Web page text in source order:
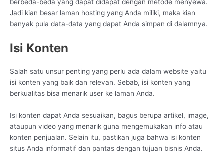
Jadi kian besar laman hosting yang Anda miliki, maka kian
banyak pula data-data yang dapat Anda simpan di dalamnya.
Isi Konten
Salah satu unsur penting yang perlu ada dalam website yaitu
isi konten yang baik dan relevan. Sebab, isi konten yang
berkualitas bisa menarik user ke laman Anda.
Isi konten dapat Anda sesuaikan, bagus berupa artikel, image,
ataupun video yang menarik guna mengemukakan info atau
konten penjualan. Selain itu, pastikan juga bahwa isi konten
situs Anda informatif dan pantas dengan tujuan bisnis Anda.